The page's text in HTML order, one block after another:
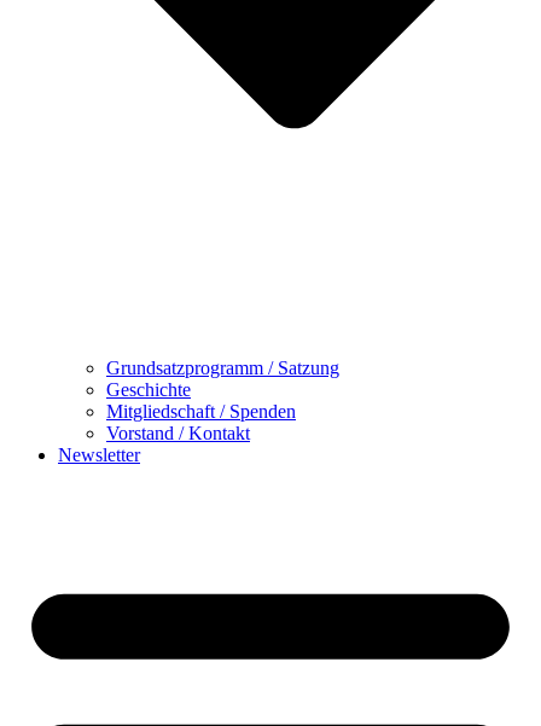
Grundsatzprogramm / Satzung
Geschichte
Mitgliedschaft / Spenden
Vorstand / Kontakt
Newsletter